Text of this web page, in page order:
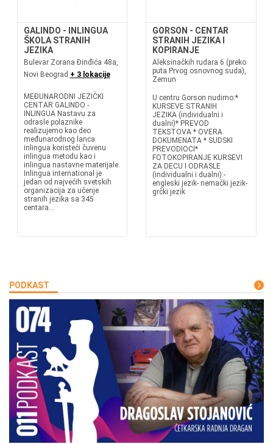
GALINDO - INLINGUA
ŠKOLA STRANIH
JEZIKA
Bulevar Zorana Đinđića 48a,
Novi Beograd + 3 lokacije
MEĐUNARODNI JEZIČKI
CENTAR GALINDO -
INLINGUA Nastavu za
odrasle polaznike
realizujemo kao deo
međunarodnog lanca
inlingua koristeći čuvenu
inlingua metodu kao i
inlingua nastavne materijale.
Inlingua international je
jedan od najvećih svetskih
organizacija za učenje
stranih jezika sa 345
centara...
GORSON - CENTAR
STRANIH JEZIKA I
KOPIRANJE
Aleksinačkih rudara 6 (preko
puta Prvog osnovnog suda),
Zemun
U centru Gorson nudimo:*
KURSEVE STRANIH
JEZIKA (individualni i
dualni)* PREVOD
TEKSTOVA * OVERA
DOKUMENATA * SUDSKI
PREVODIOCI*
FOTOKOPIRANJE KURSEVI
ZA DECU I ODRASLE
(individualni i dualni):-
engleski jezik- nemački jezik-
grčki jezik
PODKAST